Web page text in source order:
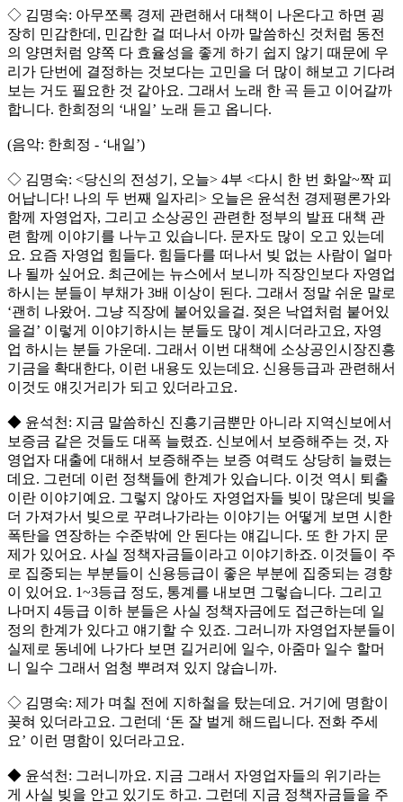
◇ 김명숙: 아무쪼록 경제 관련해서 대책이 나온다고 하면 굉
장히 민감한데, 민감한 걸 떠나서 아까 말씀하신 것처럼 동전
의 양면처럼 양쪽 다 효율성을 좋게 하기 쉽지 않기 때문에 우
리가 단번에 결정하는 것보다는 고민을 더 많이 해보고 기다려
보는 거도 필요한 것 같아요. 그래서 노래 한 곡 듣고 이어갈까
합니다. 한희정의 ‘내일’ 노래 듣고 옵니다.
(음악: 한희정 - ‘내일’)
◇ 김명숙: <당신의 전성기, 오늘> 4부 <다시 한 번 화알~짝 피
어납니다! 나의 두 번째 일자리> 오늘은 윤석천 경제평론가와
함께 자영업자, 그리고 소상공인 관련한 정부의 발표 대책 관
련 함께 이야기를 나누고 있습니다. 문자도 많이 오고 있는데
요. 요즘 자영업 힘들다. 힘들다를 떠나서 빚 없는 사람이 얼마
나 될까 싶어요. 최근에는 뉴스에서 보니까 직장인보다 자영업
하시는 분들이 부채가 3배 이상이 된다. 그래서 정말 쉬운 말로
‘괜히 나왔어. 그냥 직장에 붙어있을걸. 젖은 낙엽처럼 붙어있
을걸’ 이렇게 이야기하시는 분들도 많이 계시더라고요, 자영
업 하시는 분들 가운데. 그래서 이번 대책에 소상공인시장진흥
기금을 확대한다, 이런 내용도 있는데요. 신용등급과 관련해서
이것도 얘깃거리가 되고 있더라고요.
◆ 윤석천: 지금 말씀하신 진흥기금뿐만 아니라 지역신보에서
보증금 같은 것들도 대폭 늘렸죠. 신보에서 보증해주는 것, 자
영업자 대출에 대해서 보증해주는 보증 여력도 상당히 늘렸는
데요. 그런데 이런 정책들에 한계가 있습니다. 이것 역시 퇴출
이란 이야기예요. 그렇지 않아도 자영업자들 빚이 많은데 빚을
더 가져가서 빚으로 꾸려나가라는 이야기는 어떻게 보면 시한
폭탄을 연장하는 수준밖에 안 된다는 얘깁니다. 또 한 가지 문
제가 있어요. 사실 정책자금들이라고 이야기하죠. 이것들이 주
로 집중되는 부분들이 신용등급이 좋은 부분에 집중되는 경향
이 있어요. 1~3등급 정도, 통계를 내보면 그렇습니다. 그리고
나머지 4등급 이하 분들은 사실 정책자금에도 접근하는데 일
정의 한계가 있다고 얘기할 수 있죠. 그러니까 자영업자분들이
실제로 동네에 나가다 보면 길거리에 일수, 아줌마 일수 할머
니 일수 그래서 엄청 뿌려져 있지 않습니까.
◇ 김명숙: 제가 며칠 전에 지하철을 탔는데요. 거기에 명함이
꽂혀 있더라고요. 그런데 ‘돈 잘 벌게 해드립니다. 전화 주세
요’ 이런 명함이 있더라고요.
◆ 윤석천: 그러니까요. 지금 그래서 자영업자들의 위기라는
게 사실 빚을 안고 있기도 하고. 그런데 지금 정책자금들을 주